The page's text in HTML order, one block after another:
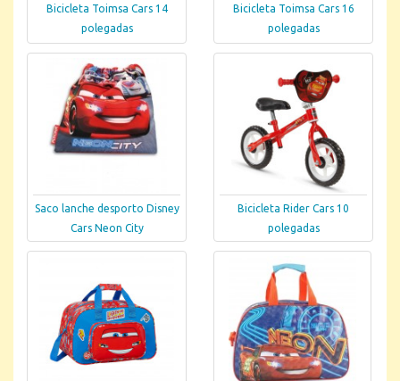
Bicicleta Toimsa Cars 14
polegadas
Bicicleta Toimsa Cars 16
polegadas
Saco lanche desporto Disney
Cars Neon City
Bicicleta Rider Cars 10
polegadas